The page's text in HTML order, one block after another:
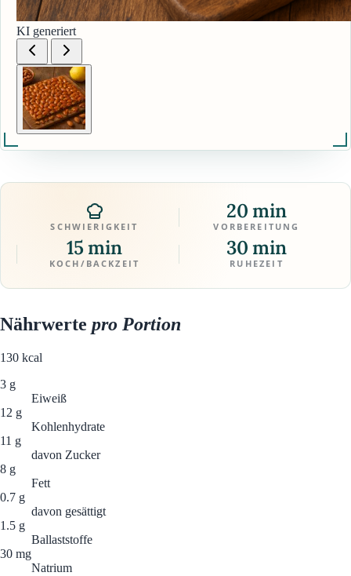
KI generiert
SCHWIERIGKEIT
20 min
VORBEREITUNG
15 min
KOCH/BACKZEIT
30 min
RUHEZEIT
Nährwerte pro Portion
130 kcal
3 g
Eiweiß
12 g
Kohlenhydrate
11 g
davon Zucker
8 g
Fett
0.7 g
davon gesättigt
1.5 g
Ballaststoffe
30 mg
Natrium